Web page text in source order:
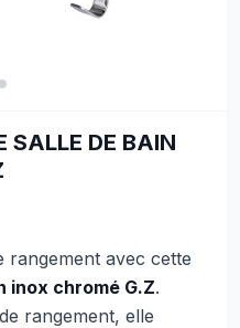
SALLE DE BAIN
rangement avec cette
inox chromé G.Z.
rangement, elle